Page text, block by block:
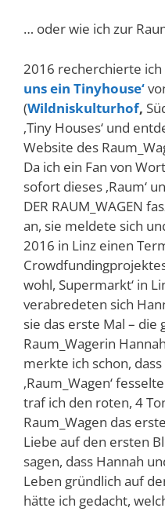
… oder wie ich zur
2016 recherchierte
uns ein Tinyhouse‘
(Wildniskulturhof,
‚Tiny Houses‘ und
Website des
Da ich ein Fan von
sofort dieses ‚Raum‘
DER RAUM_WAGEN
an, sie meldete sich
2016 in Linz einen
wohl, Supermarkt‘ in
verabredeten sich
sie das erste Mal – die
Raum_Wagerin
merkte ich schon,
‚Raum_Wagen‘
traf ich den roten, 4
Raum_Wagen das
Liebe auf den ersten
sagen, dass Hannah
Leben gründlich auf
hätte ich gedacht,